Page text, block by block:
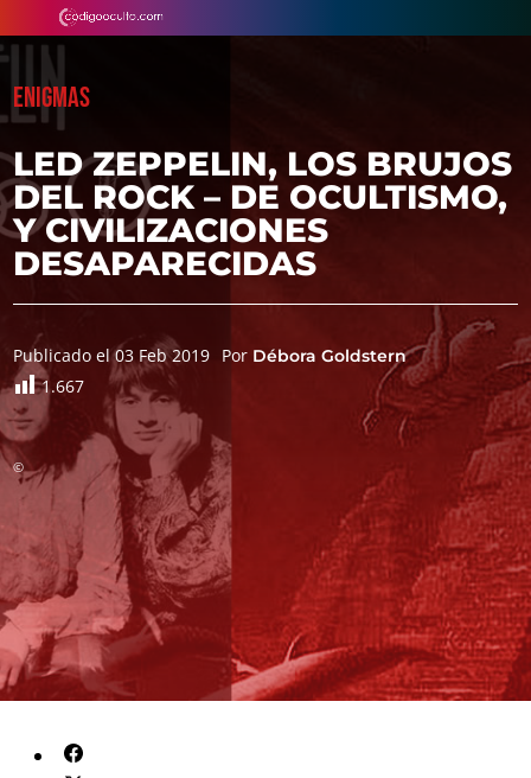
ENIGMAS
LED ZEPPELIN, LOS BRUJOS
DEL ROCK – DE OCULTISMO,
Y CIVILIZACIONES
DESAPARECIDAS
Publicado el 03 Feb 2019 Por Débora Goldstern
1.667
©